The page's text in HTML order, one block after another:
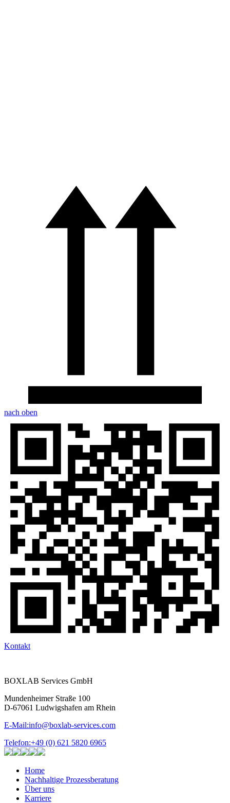
nach oben
Kontakt
BOXLAB Services GmbH
Mundenheimer Straße 100
D-67061 Ludwigshafen am Rhein
E-Mail:info@boxlab-services.com
Telefon:+49 (0) 621 5820 6965
Home
Nachhaltige Prozessberatung
Über uns
Karriere